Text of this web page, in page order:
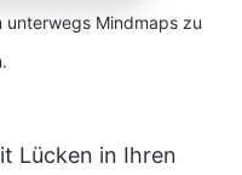
unterwegs Mindmaps zu
Lücken in Ihren